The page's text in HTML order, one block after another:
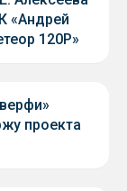
«Андрей
120Р»
проекта